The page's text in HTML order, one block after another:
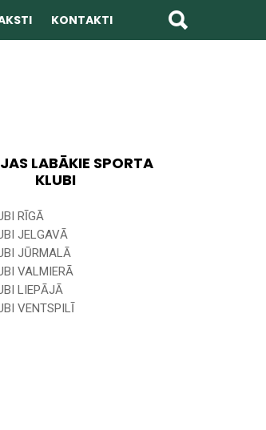
KONTAKTI
LABĀKIE SPORTA
KLUBI
RĪGĀ
JELGAVĀ
JŪRMALĀ
VALMIERĀ
LIEPĀJĀ
VENTSPILĪ